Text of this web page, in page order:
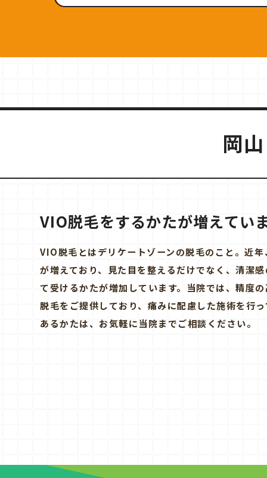
岡
VIO脱毛をするかたが増えてい
VIO脱毛とはデリケートゾーンの脱毛のこと。近
が増えており、見た目を整えるだけでなく、清潔
て受けるかたが増加しています。当院では、精度
脱毛をご提供しており、痛みに配慮した施術を行
あるかたは、お気軽に当院までご相談ください。